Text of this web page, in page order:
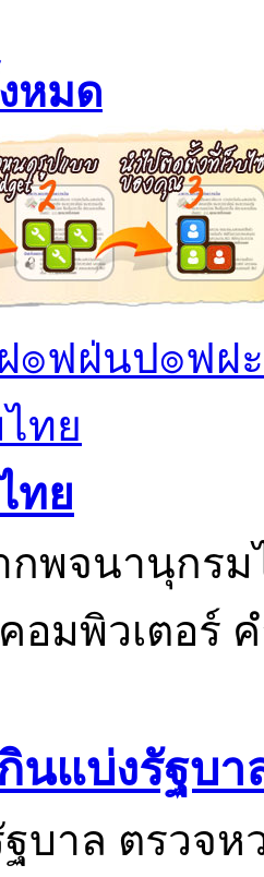
หมด
๏ฟฝ่นป๏ฟฝ
ทย
พจนานุกรม
อมพิวเตอร์
นแบ่งรัฐบา
บาล ตรวจ